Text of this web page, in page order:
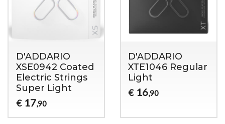
D'ADDARIO
XSE0942 Coated
Electric Strings
Super Light
€ 17,90
D'ADDARIO
XTE1046 Regular
Light
€ 16,90